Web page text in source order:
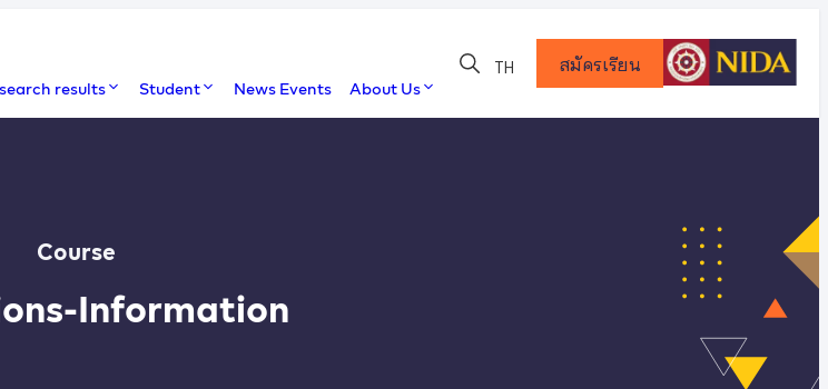
results Student News Events About Us
TH สมัครเรียน
Course
Information